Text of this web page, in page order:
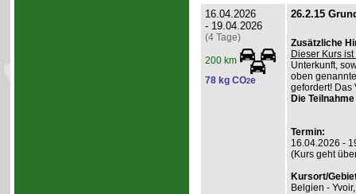
16.04.2026
- 19.04.2026
(4 Tage)
200 km
78 kg CO2e
26.2.15
Zusätzliche
Dieser Kurs ist
Unterkunft,
oben
gefordert! Das
Die
Termin:
16.04.2026 -
(Kurs geht
Kursort/
Belgien -